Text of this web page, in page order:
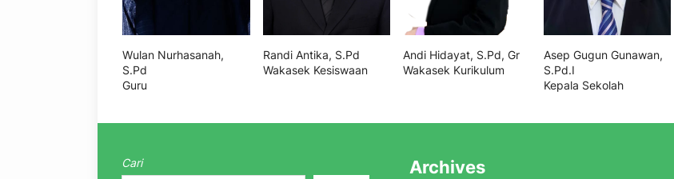
Wulan Nurhasanah,
S.Pd
Guru
Randi Antika, S.Pd
Wakasek Kesiswaan
Andi Hidayat, S.Pd, Gr
Wakasek Kurikulum
Asep Gugun Gunawan,
S.Pd.I
Kepala Sekolah
Cari Archives